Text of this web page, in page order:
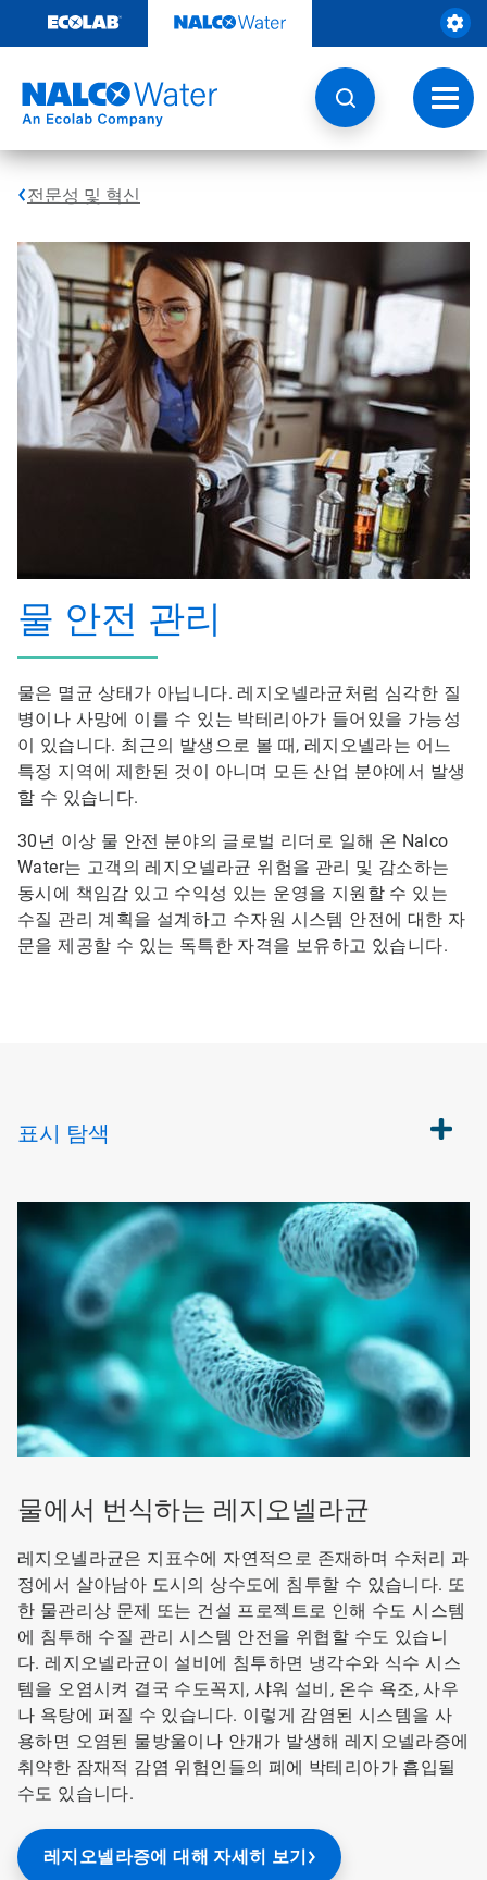
츠
기
토
글
내
비
전문성 및 혁신
물 안전 관리
물은 멸균 상태가 아닙니다. 레지오넬라균처럼 심각한 질
병이나 사망에 이를 수 있는 박테리아가 들어있을 가능성
이 있습니다. 최근의 발생으로 볼 때, ​​​​​​​레지오넬라​​​​​​​는 어느
특정 지역에 제한된 것이 아니며 모든 산업 분야에서 발생
할 수 있습니다.
30년 이상 물 안전 분야의 글로벌 리더로 일해 온 Nalco
Water는 고객의 레지오넬라균 위험을 관리 및 감소하는
동시에 책임감 있고 수익성 있는 운영을 지원할 수 있는
수질 관리 계획을 설계하고 수자원 시스템 안전에 대한 자
문을 제공할 수 있는 독특한 자격을 보유하고 있습니다.
표시 탐색
물에서 번식하는 레지오넬라균
레지오넬라균은 지표수에 자연적으로 존재하며 수처리 과
정에서 살아남아 도시의 상수도에 침투할 수 있습니다. 또
한 물관리상 문제 또는 건설 프로젝트로 인해 수도 시스템
에 침투해 수질 관리 시스템 안전을 위협할 수도 있습니
다. ​​​​​​​레지오넬라균​​​​​​​이 설비에 침투하면 냉각수와 식수 시스
템을 오염시켜 결국 수도꼭지, 샤워 설비, 온수 욕조, 사우
나 욕탕에 퍼질 수 있습니다. 이렇게 감염된 시스템을 사
용하면 오염된 물방울이나 안개가 발생해 레지오넬라증에
취약한 잠재적 감염 위험인들의 폐에 박테리아가 흡입될
수도 있습니다.
레지오넬라증에 대해 자세히 보기